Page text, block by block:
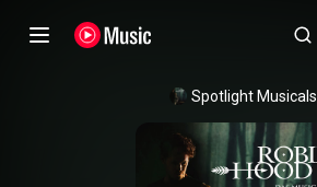
Spotlight Musicals